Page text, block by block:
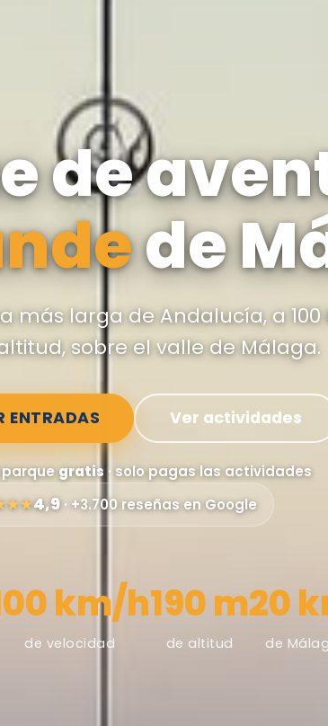
de
de
más larga de Andalucía, a
sobre el valle de Málaga.
ENTRADAS Ver actividades
parquegratis · solo pagas las actividades
4,9 · +3.700 reseñas en Google
km/h
de velocidad
190 m
de altitud
20
de